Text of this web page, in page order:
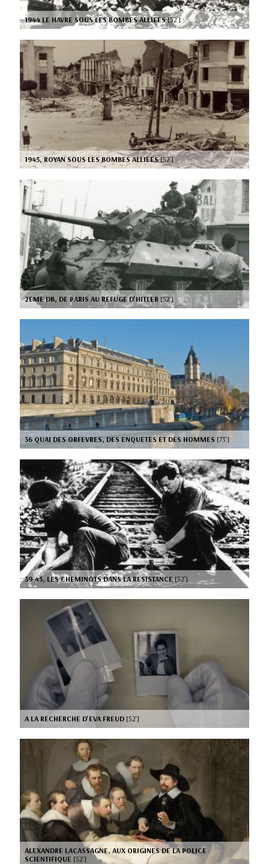
1944 LE HAVRE SOUS LES BOMBES ALLIEES[52’]
1945, ROYAN SOUS LES BOMBES ALLIEES[52’]
2EME DB, DE PARIS AU REFUGE D'HITLER [52’]
36 QUAI DES ORFEVRES, DES ENQUETES ET DES HOMMES [73’]
39-45, LES CHEMINOTS DANS LA RESISTANCE[52’]
A LA RECHERCHE D'EVA FREUD [52’]
ALEXANDRE LACASSAGNE, AUX ORIGINES DE LA POLICE
SCIENTIFIQUE [52’]